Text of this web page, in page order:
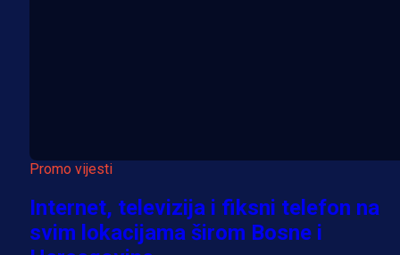
Promo vijesti
Internet, televizija i fiksni telefon na
svim lokacijama širom Bosne i